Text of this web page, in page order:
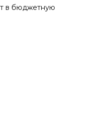
в бюджетную